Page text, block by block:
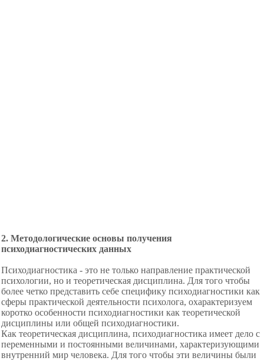
2. Методологические основы получения
психодиагностических данных
Психодиагностика - это не только направление практической
психологии, но и теоретическая дисциплина. Для того чтобы
более четко представить себе специфику психодиагностики как
сферы практической деятельности психолога, охарактеризуем
коротко особенности психодиагностики как теоретической
дисциплины или общей психодиагностики.
Как теоретическая дисциплина, психодиагностика имеет дело с
переменными и постоянными величинами, характеризующими
внутренний мир человека. Для того чтобы эти величины были